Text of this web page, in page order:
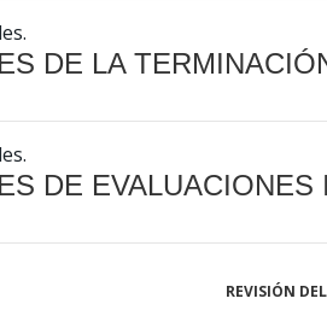
DE LA
DE EVALUACIONES
REVISIÓN